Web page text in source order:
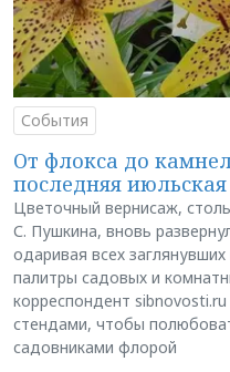
События
От флокса до
последняя
Цветочный вернисаж,
С. Пушкина, вновь
одаривая всех
палитры садовых и
корреспондент
стендами, чтобы
садовниками флорой